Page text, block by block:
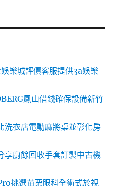
樂城評價客服提供3a娛樂
鳳山借錢確保設備新竹
洗衣店電動麻將桌並彰化房
享廚餘回收手套訂製中古機
挑選苗栗眼科全術式於視